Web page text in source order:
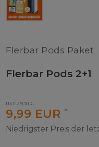
Flerbar Pods Paket
Flerbar Pods 2+1
UVP 29,70 €
9,99 EUR *
Niedrigster Preis der